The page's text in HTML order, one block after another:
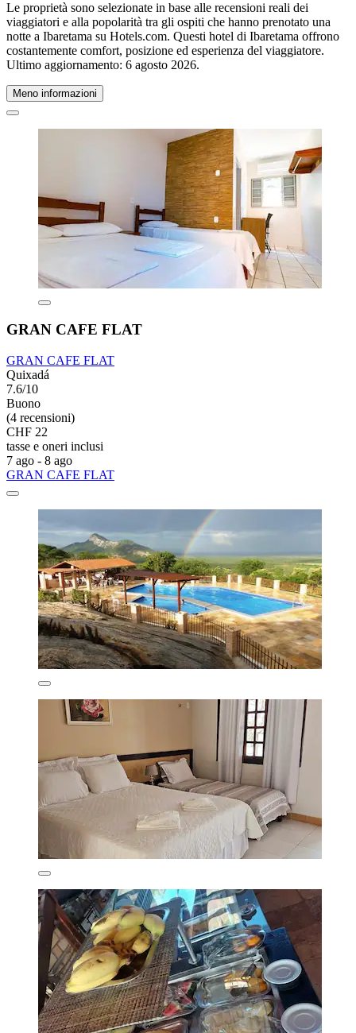
Le proprietà sono selezionate in base alle recensioni reali dei
viaggiatori e alla popolarità tra gli ospiti che hanno prenotato una
notte a Ibaretama su Hotels.com. Questi hotel di Ibaretama offrono
costantemente comfort, posizione ed esperienza del viaggiatore.
Ultimo aggiornamento: 6 agosto 2026.
Meno informazioni
GRAN CAFE FLAT
GRAN CAFE FLAT
Quixadá
7.6/10
Buono
(4 recensioni)
CHF 22
tasse e oneri inclusi
7 ago - 8 ago
GRAN CAFE FLAT